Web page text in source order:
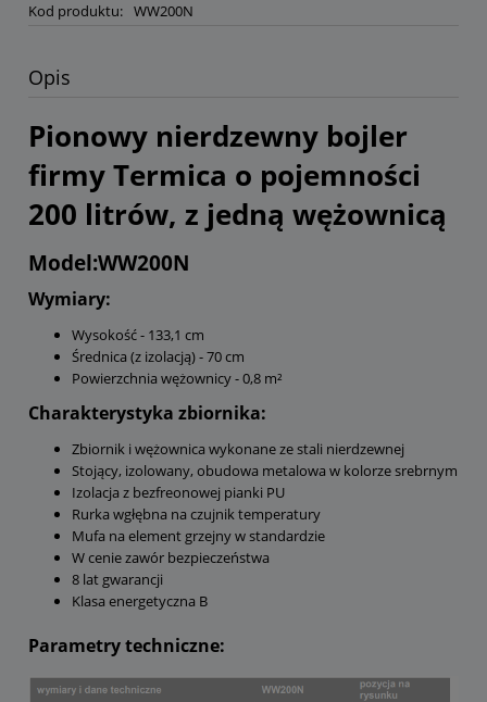
Kod produktu: WW200N
Opis
Pionowy nierdzewny bojler
firmy Termica o pojemności
200 litrów, z jedną wężownicą
Model:WW200N
Wymiary:
Wysokość - 133,1 cm
Średnica (z izolacją) - 70 cm
Powierzchnia wężownicy - 0,8 m²
Charakterystyka zbiornika:
Zbiornik i wężownica wykonane ze stali nierdzewnej
Stojący, izolowany, obudowa metalowa w kolorze srebrnym
Izolacja z bezfreonowej pianki PU
Rurka wgłębna na czujnik temperatury
Mufa na element grzejny w standardzie
W cenie zawór bezpieczeństwa
8 lat gwarancji
Klasa energetyczna B
Parametry techniczne: